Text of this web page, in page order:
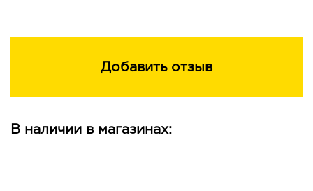
Добавить отзыв
В наличии в магазинах: